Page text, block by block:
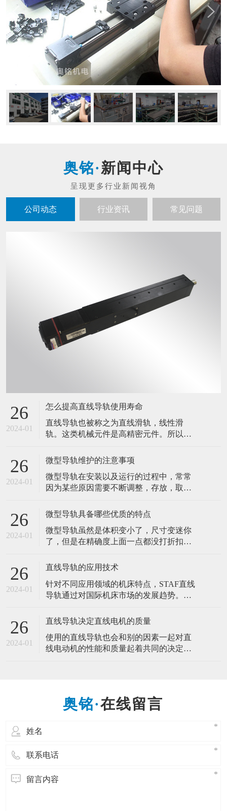
新闻中心
公司动态 行业资讯 常见问题
26
2024-01
怎么提高直线导轨使用寿命
直线导轨也被称之为直线滑轨，线性滑
轨。这类机械元件是高精密元件。所以，
会造成直线导轨损坏。在设备的生产制造
以及运行中，大家务必采用更为慎重的心
态，以防止因错误操作造成的上银直线导
轨损坏。那么，我们要怎么做，才能提高
规定 自
26
2024-01
微型导轨维护的注意事项
微型导轨在安装以及运行的过程中，常常
因为某些原因需要不断调整，存放，取
今天，我们就来说说微型导轨维护需要注
意的几个问题。 1.直线导轨在出厂前，导
轨表层已经四周涂上了防锈油，如果在安
装的时候，有对导轨做过清洗，请在床台
上润滑剂
26
2024-01
微型导轨具备哪些优质的特点
微型导轨虽然是体积变小了，尺寸变迷你
了，但是在精确度上面一点都没打折扣
准度十足。 打个比方说吧，微型手术的创
易。这是医疗行业的微型手术的发展，是
适合人类需求的发展。而微型导轨的产生
26
2024-01
直线导轨的应用技术
针对不同应用领域的机床特点，STAF直线
导轨通过对国际机床市场的发展趋势。开
业的高速化、高精度化、环保省能源化发
动支承，直线导轨副一般由导轨、滑块、
反向器、滚动体和坚持器等组成。能以滑
26
2024-01
直线导轨决定直线电机的质量
使用的直线导轨也会和别的因素一起对直
线电动机的性能和质量起着共同的决定性
的调节精度并精确的定位。直线电动机的
在线留言